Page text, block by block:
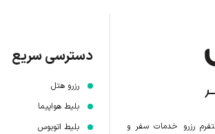
رزرو خدمات سفر و
دسترسی سریع
رزرو هتل
بلیط هواپیما
بلیط اتوبوس